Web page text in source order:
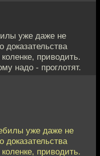
уже даже не
доказательства
приводить.
надо - проглотят.
уже даже не
доказательства
приводить.